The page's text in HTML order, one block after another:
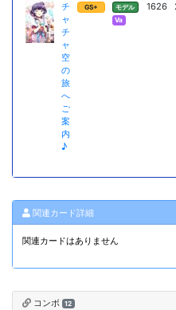
チ
ャ
チ
ャ
空
の
旅
へ
ご
案
内
♪
GS+
モデル
Va
1626
関連カード詳細
関連カードはありません
コンボ 12